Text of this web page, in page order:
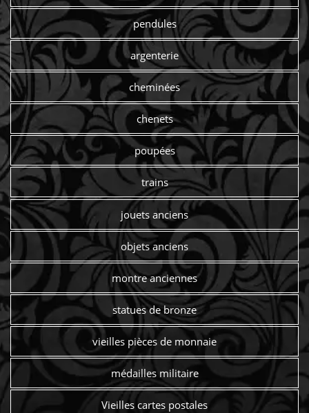
pendules
argenterie
cheminées
chenets
poupées
trains
jouets anciens
objets anciens
montre anciennes
statues de bronze
vieilles pièces de monnaie
médailles militaire
Vieilles cartes postales